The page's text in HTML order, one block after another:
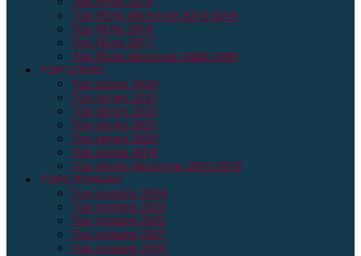
Top Films décennie 2010-2019
Top Films 2018
Top Films 2017
Top Films décennie 2000-2009
TOP SERIES
Top séries 2024
Top séries 2023
Top séries 2022
Top séries 2021
Top séries 2020
Top séries 2019
Top séries décennie 2010-2019
TOPS ROMANS
Top romans 2024
Top romans 2023
Top romans 2022
Top romans 2021
Top romans 2020